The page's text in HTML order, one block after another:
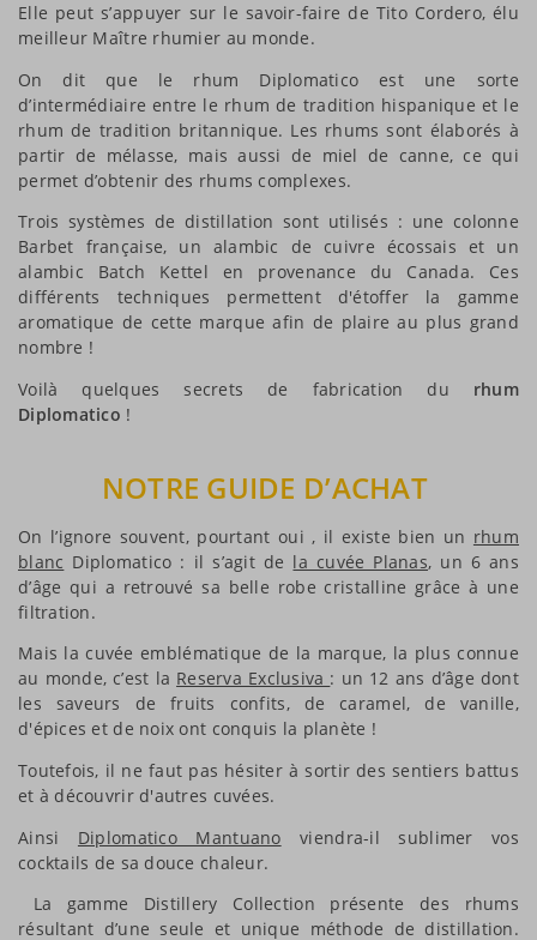
Elle peut s’appuyer sur le savoir-faire de Tito Cordero, élu
meilleur Maître rhumier au monde.
On dit que le rhum Diplomatico est une sorte
d’intermédiaire entre le rhum de tradition hispanique et le
rhum de tradition britannique. Les rhums sont élaborés à
partir de mélasse, mais aussi de miel de canne, ce qui
permet d’obtenir des rhums complexes.
Trois systèmes de distillation sont utilisés : une colonne
Barbet française, un alambic de cuivre écossais et un
alambic Batch Kettel en provenance du Canada. Ces
différents techniques permettent d'étoffer la gamme
aromatique de cette marque afin de plaire au plus grand
nombre !
Voilà quelques secrets de fabrication du rhum
Diplomatico !
NOTRE GUIDE D’ACHAT
On l’ignore souvent, pourtant oui , il existe bien un rhum
blanc Diplomatico : il s’agit de la cuvée Planas, un 6 ans
d’âge qui a retrouvé sa belle robe cristalline grâce à une
filtration.
Mais la cuvée emblématique de la marque, la plus connue
au monde, c’est la Reserva Exclusiva : un 12 ans d’âge dont
les saveurs de fruits confits, de caramel, de vanille,
d'épices et de noix ont conquis la planète !
Toutefois, il ne faut pas hésiter à sortir des sentiers battus
et à découvrir d'autres cuvées.
Ainsi Diplomatico Mantuano viendra-il sublimer vos
cocktails de sa douce chaleur.
La gamme Distillery Collection présente des rhums
résultant d’une seule et unique méthode de distillation.